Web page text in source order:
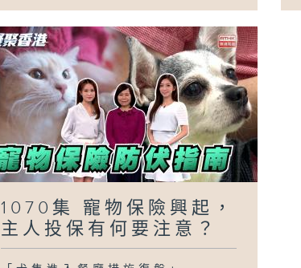
1070集 寵物保險興起，
主人投保有何要注意？